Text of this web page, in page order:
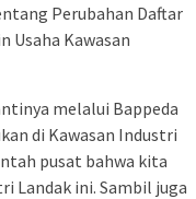
Perubahan Daftar
Usaha Kawasan
melalui Bappeda
di Kawasan Industri
pusat bahwa kita
Landak ini. Sambil juga